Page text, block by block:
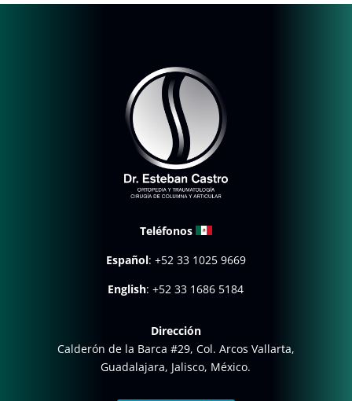
Teléfonos
Español: +52 33 1025 9669
English:+52 33 1686 5184
Dirección
Calderón de la Barca #29, Col. Arcos Vallarta,
Guadalajara, Jalisco, México.